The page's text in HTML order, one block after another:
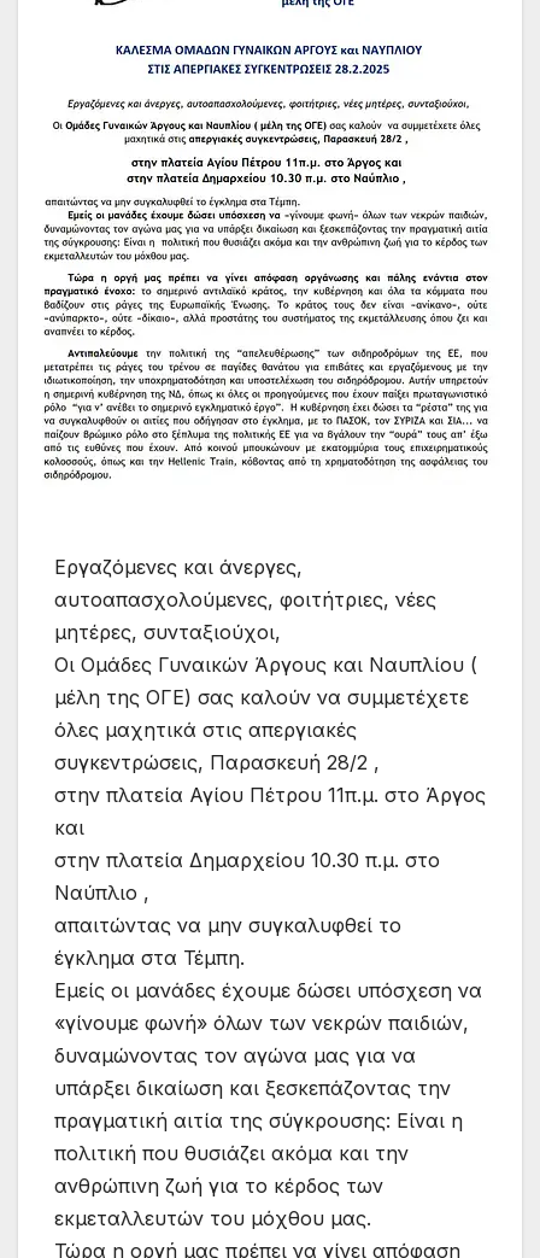
Εργαζόμενες και άνεργες,
αυτοαπασχολούμενες, φοιτήτριες, νέες
μητέρες, συνταξιούχοι,
Οι Ομάδες Γυναικών Άργους και Ναυπλίου (
μέλη της ΟΓΕ) σας καλούν να συμμετέχετε
όλες μαχητικά στις απεργιακές
συγκεντρώσεις, Παρασκευή 28/2 ,
στην πλατεία Αγίου Πέτρου 11π.μ. στο Άργος
και
στην πλατεία Δημαρχείου 10.30 π.μ. στο
Ναύπλιο ,
απαιτώντας να μην συγκαλυφθεί το
έγκλημα στα Τέμπη.
Εμείς οι μανάδες έχουμε δώσει υπόσχεση να
«γίνουμε φωνή» όλων των νεκρών παιδιών,
δυναμώνοντας τον αγώνα μας για να
υπάρξει δικαίωση και ξεσκεπάζοντας την
πραγματική αιτία της σύγκρουσης: Είναι η
πολιτική που θυσιάζει ακόμα και την
ανθρώπινη ζωή για το κέρδος των
εκμεταλλευτών του μόχθου μας.
Τώρα η οργή μας πρέπει να γίνει απόφαση